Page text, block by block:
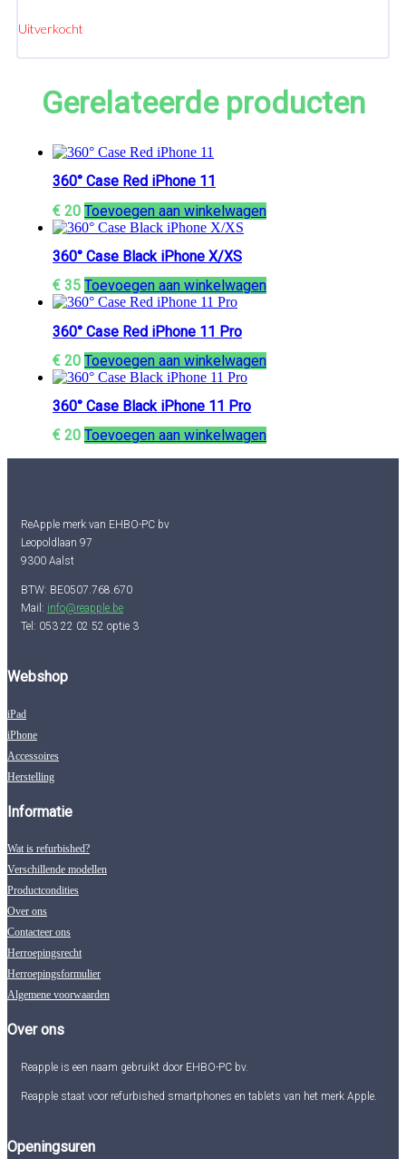
Uitverkocht
Gerelateerde producten
360° Case Red iPhone 11
€ 20 Toevoegen aan winkelwagen
360° Case Black iPhone X/XS
€ 35 Toevoegen aan winkelwagen
360° Case Red iPhone 11 Pro
€ 20 Toevoegen aan winkelwagen
360° Case Black iPhone 11 Pro
€ 20 Toevoegen aan winkelwagen
ReApple merk van EHBO-PC bv
Leopoldlaan 97
9300 Aalst
BTW: BE0507.768.670
Mail: info@reapple.be
Tel: 053 22 02 52 optie 3
Webshop
iPad
iPhone
Accessoires
Herstelling
Informatie
Wat is refurbished?
Verschillende modellen
Productcondities
Over ons
Contacteer ons
Herroepingsrecht
Herroepingsformulier
Algemene voorwaarden
Over ons
Reapple is een naam gebruikt door EHBO-PC bv.
Reapple staat voor refurbished smartphones en tablets van het merk Apple.
Openingsuren